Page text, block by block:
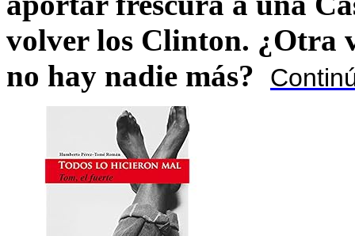
volver los Clinton. ¿Otra
no hay nadie más?